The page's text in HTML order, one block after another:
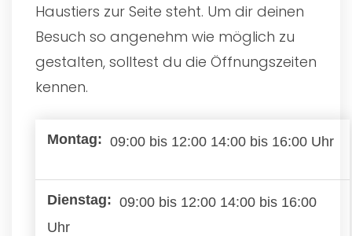
Haustiers zur Seite steht. Um dir deinen
Besuch so angenehm wie möglich zu
gestalten, solltest du die Öffnungszeiten
kennen.
09:00 bis 12:00 14:00 bis 16:00 Uhr
09:00 bis 12:00 14:00 bis 16:00
Uhr